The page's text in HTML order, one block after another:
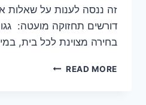
זה ננסה לענות על שאלות
דורשים תחזוקה מועטה:
בחירה מצוינת לכל בית,
READ MOREהיתרונות